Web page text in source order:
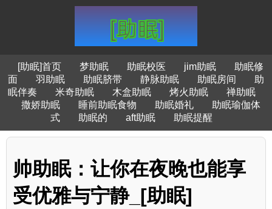
[助眠]首页 梦助眠 助眠校医 jim助眠
助眠修
面
羽助眠 助眠脐带 静脉助眠 助眠房间
助
眠伴奏
米奇助眠 木盒助眠 烤火助眠
禅助眠
撒娇助眠
睡前助眠食物 助眠婚礼
助眠瑜伽体
式
助眠的 aft助眠 助眠提醒
帅助眠：让你在夜晚也能享
受优雅与宁静_[助眠]